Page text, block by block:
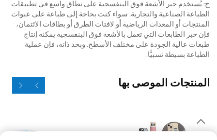
ج: يُستخدم حبر الأشعة فوق البنفسجية على نطاق واسع في تطبيقات
الطباعة الصناعية والتجارية. سواء كنت بحاجة إلى طباعة على عبوات
المنتجات أو المعدات الرياضية أو لافتات الطرق أو بطاقات الائتمان،
فإن حبر الطابعات التي تعمل بالأشعة فوق البنفسجية يمكنه إنتاج
طبعات عالية الجودة على مختلف الأسطح. وبحد ذاته، فإن عملية
الطباعة بسيطة نسبيًّا.
المنتجات الموصى بها